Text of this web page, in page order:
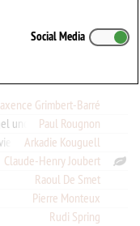
P
Q
Grimbert-Barré
und Harfe (Klavier)
Paul Rougnon
Arkadie Kouguell
Claude-Henry Joubert
Raoul De Smet
Pierre Monteux
Rudi Spring
Social Media